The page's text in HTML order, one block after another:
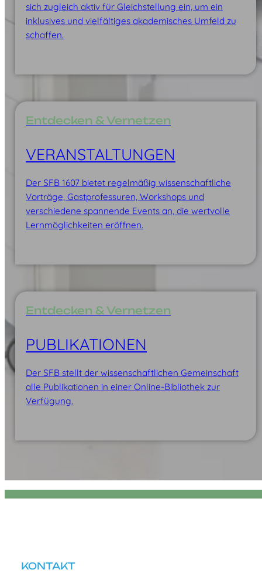
sich zugleich aktiv für Gleichstellung ein, um ein
inklusives und vielfältiges akademisches Umfeld zu
schaffen.
Entdecken & Vernetzen
VERAN­STALTUNGEN
Der SFB 1607 bietet regelmäßig wissenschaftliche
Vorträge, Gastprofessuren, Workshops und
verschiedene spannende Events an, die wertvolle
Lernmöglichkeiten eröffnen.
Entdecken & Vernetzen
PUBLIKATIONEN
Der SFB stellt der wissenschaftlichen Gemeinschaft
alle Publikationen in einer Online-Bibliothek zur
Verfügung.
KONTAKT